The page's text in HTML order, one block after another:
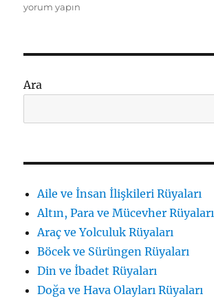
yorum yapın
Ara
Aile ve İnsan İlişkileri Rüyaları
Altın, Para ve Mücevher Rüyaları
Araç ve Yolculuk Rüyaları
Böcek ve Sürüngen Rüyaları
Din ve İbadet Rüyaları
Doğa ve Hava Olayları Rüyaları